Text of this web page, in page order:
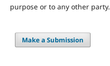
purpose or to any other party.
Make a Submission